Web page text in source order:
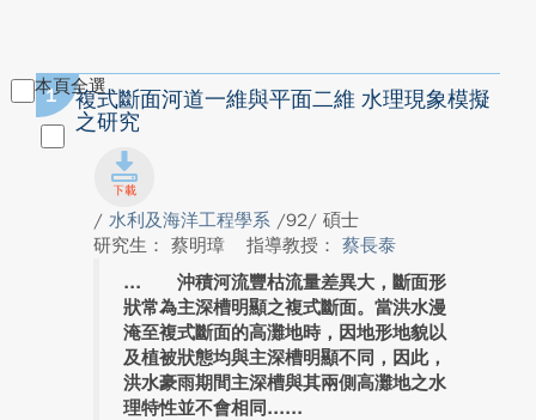
本頁全選
1
複式斷面河道一維與平面二維 水理現象模擬
之研究
/ 水利及海洋工程學系 /92/ 碩士
研究生： 蔡明璋
指導教授： 蔡長泰
沖積河流豐枯流量差異大，斷面形
狀常為主深槽明顯之複式斷面。當洪水漫
淹至複式斷面的高灘地時，因地形地貌以
及植被狀態均與主深槽明顯不同，因此，
洪水豪雨期間主深槽與其兩側高灘地之水
理特性並不會相同...